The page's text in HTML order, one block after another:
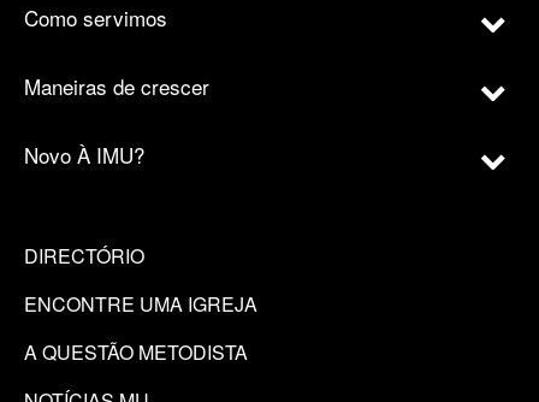
Como servimos
Maneiras de crescer
Novo À IMU?
DIRECTÓRIO
ENCONTRE UMA IGREJA
A QUESTÃO METODISTA